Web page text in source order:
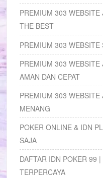
PREMIUM 303 WEBSITE
THE BEST
PREMIUM 303
PREMIUM 303 WEBSITE
AMAN DAN CEPAT
PREMIUM 303 WEBSITE
MENANG
POKER ONLINE & IDN
SAJA
DAFTAR IDN POKER 99
TERPERCAYA